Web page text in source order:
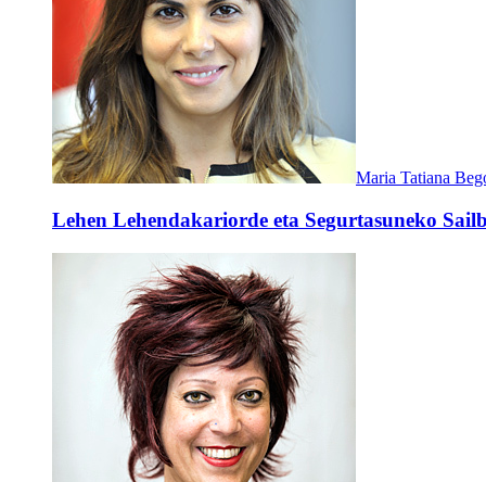
Maria Tatiana
Lehen Lehendakariorde eta Segurtasuneko